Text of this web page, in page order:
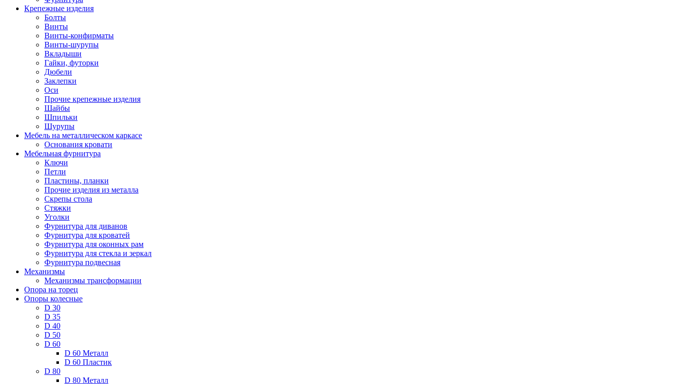
Крепежные изделия
Болты
Винты
Винты-конфирматы
Винты-шурупы
Вкладыши
Гайки, футорки
Дюбели
Заклепки
Оси
Прочие крепежные изделия
Шайбы
Шпильки
Шурупы
Мебель на металлическом каркасе
Основания кровати
Мебельная фурнитура
Ключи
Петли
Пластины, планки
Прочие изделия из металла
Скрепы стола
Стяжки
Уголки
Фурнитура для диванов
Фурнитура для кроватей
Фурнитура для оконных рам
Фурнитура для стекла и зеркал
Фурнитура подвесная
Механизмы
Механизмы трансформации
Опора на торец
Опоры колесные
D 30
D 35
D 40
D 50
D 60
D 60 Металл
D 60 Пластик
D 80
D 80 Металл